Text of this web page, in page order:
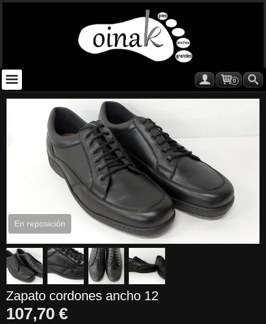
0
En reposición
Zapato cordones ancho 12
107,70 €